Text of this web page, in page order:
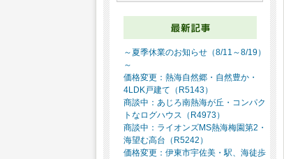
～夏季休業のお知らせ（8/11～8/19）
～
価格変更：熱海自然郷・自然豊か・
4LDK戸建て（R5143）
商談中：あじろ南熱海が丘・コンパク
トなログハウス（R4973）
商談中：ライオンズMS熱海梅園第2・
海望む高台（R5242）
価格変更：伊東市宇佐美・駅、海徒歩